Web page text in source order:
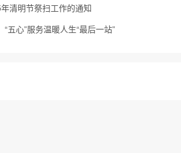
清明节祭扫工作的通知
五心”服务温暖人生“最后一站”